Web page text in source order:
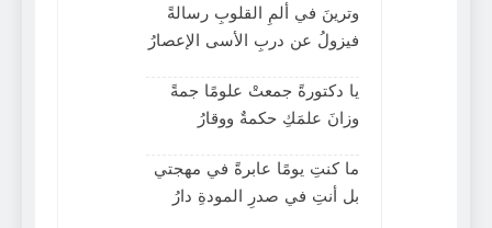
وترينَ في ألمِ القلوبِ رسالةً
فيزولُ عن دربِ الأسى الإعصارُ
يا دكتورةً جمعتْ علومًا جمةً
وزانَ علمَكِ حكمةٌ ووقارُ
ما كنتِ يومًا عابرةً في مهجتي
بل أنتِ في صدرِ المودةِ دارُ